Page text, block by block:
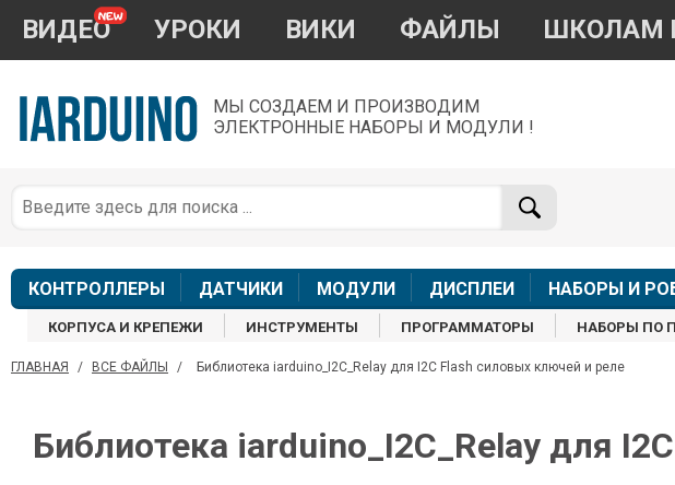
ВИДЕО УРОКИ ВИКИ ФАЙЛЫ ШКОЛАМ
МЫ СОЗДАЕМ И ПРОИЗВОДИМ
ЭЛЕКТРОННЫЕ НАБОРЫ И МОДУЛИ !
КОНТРОЛЛЕРЫ ДАТЧИКИ МОДУЛИ ДИСПЛЕИ НАБОРЫ И
КОРПУСА И КРЕПЕЖИ ИНСТРУМЕНТЫ ПРОГРАММАТОРЫ НАБОРЫ ПО
ГЛАВНАЯ / ВСЕ ФАЙЛЫ / Библиотека iarduino_I2C_Relay для I2C Flash силовых ключей и реле
Библиотека iarduino_I2C_Relay для
По вопросам
+7 968 454 17 38
звонки и аудио сообщения
Менеджер
shop@iarduino.ru
Консультант